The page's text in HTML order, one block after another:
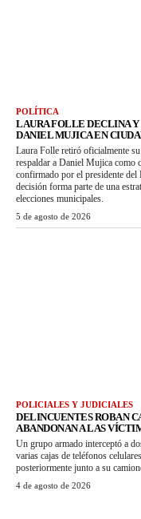
POLÍTICA
LAURA FOLLE DECLINA Y
DANIEL MUJICA EN
Laura Folle retiró oficialmente
respaldar a Daniel Mujica como
confirmado por el presidente
decisión forma parte de una
elecciones municipales.
5 de agosto de 2026
POLICIALES Y JUDICIALES
DELINCUENTES ROBAN
ABANDONAN A LAS
Un grupo armado interceptó a
varias cajas de teléfonos
posteriormente junto a su
4 de agosto de 2026